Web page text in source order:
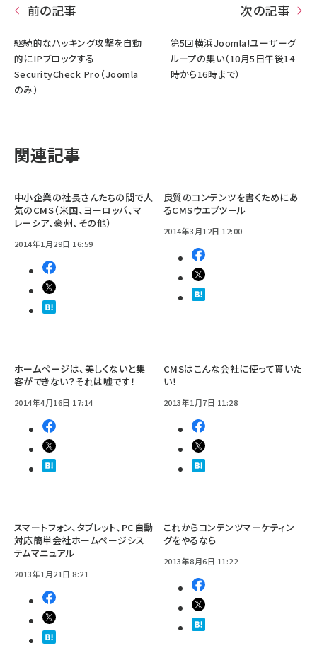
前の記事
継続的なハッキング攻撃を自動
的にIPブロックする
SecurityCheck Pro（Joomla
のみ）
次の記事
第5回横浜Joomla!ユーザーグ
ループの集い（10月5日午後14
時から16時まで）
関連記事
中小企業の社長さんたちの間で人
気のCMS（米国、ヨーロッパ、マ
レーシア、豪州、その他）
2014年1月29日 16:59
良質のコンテンツを書くためにあ
るCMSウエブツール
2014年3月12日 12:00
ホームページは、美しくないと集
客ができない？それは嘘です！
2014年4月16日 17:14
CMSはこんな会社に使って貰いた
い！
2013年1月7日 11:28
スマートフォン、タブレット、PC自動
対応簡単会社ホームページシス
テムマニュアル
2013年1月21日 8:21
これからコンテンツマーケティン
グをやるなら
2013年8月6日 11:22